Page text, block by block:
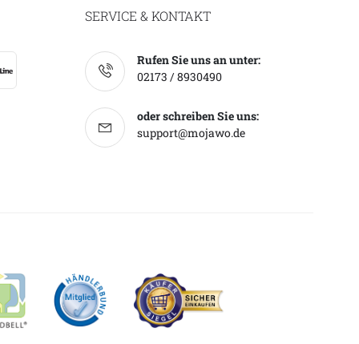
SERVICE & KONTAKT
Rufen Sie uns an unter:
02173 / 8930490
oder schreiben Sie uns:
support@mojawo.de